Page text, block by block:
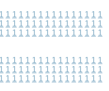
1 1 1 1 1 1 1 1 1 1 1 1 1 1 1 1
1 1 1 1 1 1 1 1 1 1 1 1 1 1 1 1
1 1 1 1 1 1 1 1 1 1 1 1 1 1 1 1
1 1 1 1 1 1 1 1 1 1 1 1 1 1 1 1
1 1 1 1 1 1 1 1 1 1 1 1 1 1 1 1
1 1 1 1 1 1 1 1 1 1 1 1 1 1 1 1